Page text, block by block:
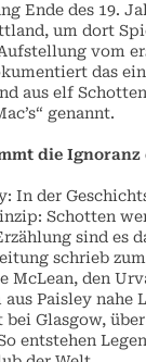
Ende des 19.
um dort
vom
das
aus elf
genannt.
die
In der
Schotten
sind es
schrieb
McLean, den
Paisley nahe
bei Glasgow,
entstehen